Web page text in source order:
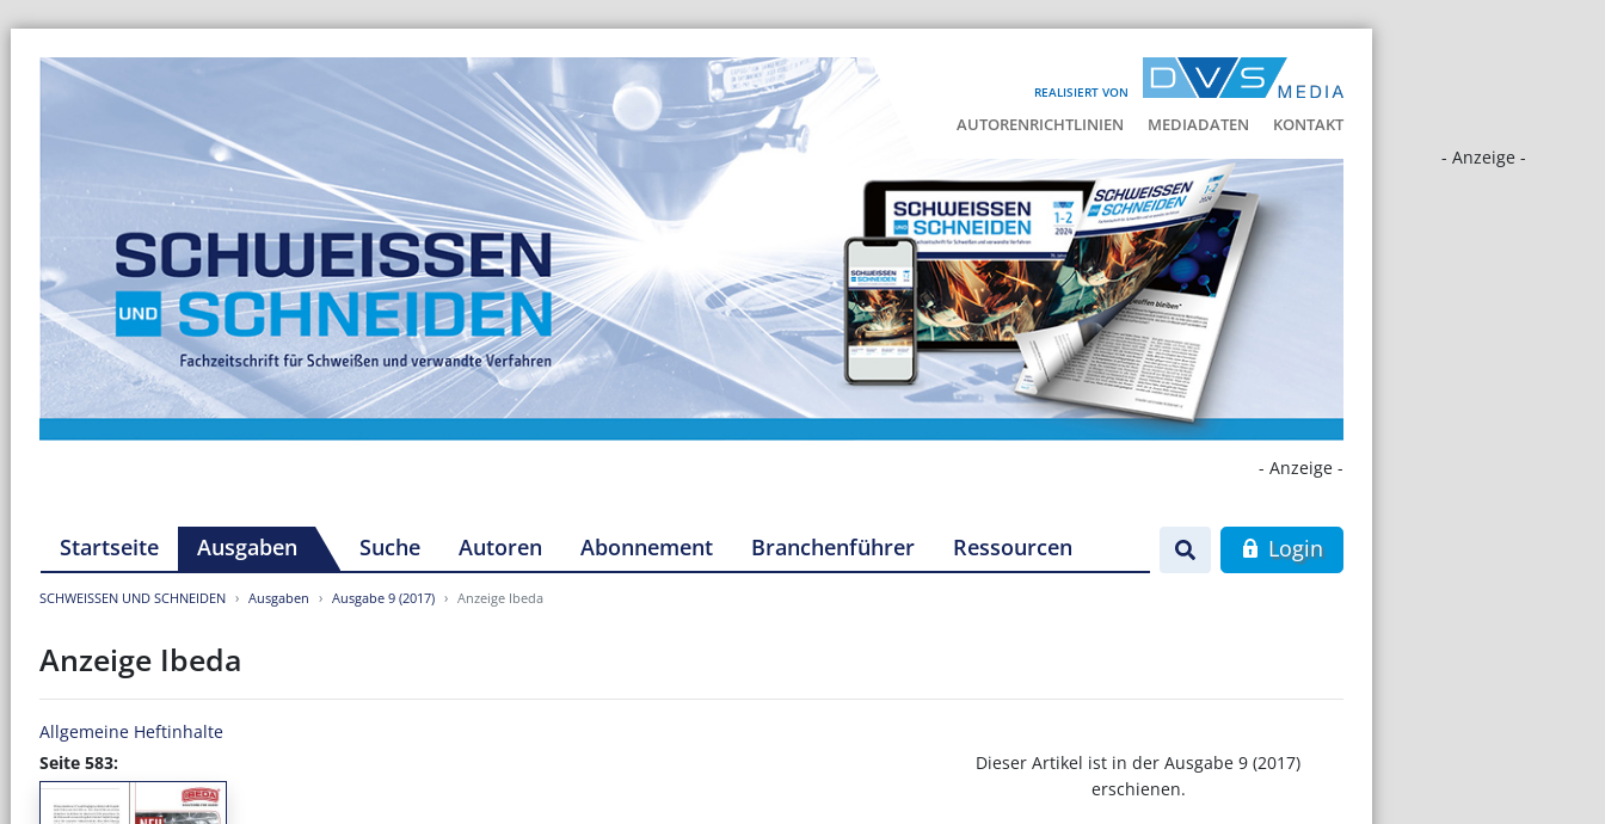
REALISIERT VON
AUTORENRICHTLINIEN MEDIADATEN KONTAKT
- Anzeige -
- Anzeige -
Startseite Ausgaben Suche Autoren Abonnement Branchenführer Ressourcen Login
SCHWEISSEN UND SCHNEIDEN Ausgaben Ausgabe 9 (2017) Anzeige Ibeda
Anzeige Ibeda
Allgemeine Heftinhalte
Seite 583:
Dieser Artikel ist in der Ausgabe 9 (2017)
erschienen.